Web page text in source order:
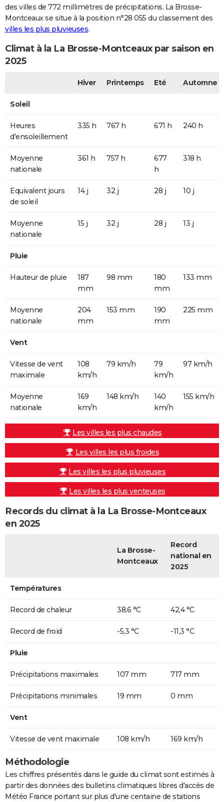
des villes de 772 millimètres de précipitations. La Brosse-
Montceaux se situe à la position n°28 055 du classement des
villes les plus pluvieuses.
Climat à la La Brosse-Montceaux par saison en
2025
Hiver Printemps Eté Automne
Soleil
Heures
d'ensoleillement
335 h 767 h 671 h 240 h
Moyenne
nationale
361 h 757 h
677
h
318 h
Equivalent jours
de soleil
14 j 32 j 28 j 10 j
Moyenne
nationale
15 j 32 j 28 j 13 j
Pluie
Hauteur de pluie
187
mm
98 mm
180
mm
133 mm
Moyenne
nationale
204
mm
153 mm
190
mm
225 mm
Vent
Vitesse de vent
maximale
108
km/h
79 km/h
79
km/h
97 km/h
Moyenne
nationale
169
km/h
148 km/h
140
km/h
155 km/h
Les villes les plus chaudes
Les villes les plus froides
Les villes les plus pluvieuses
Les villes les plus venteuses
Records du climat à la La Brosse-Montceaux
en 2025
La Brosse-
Montceaux
Record
national en
2025
Températures
Record de chaleur 38,6 °C 42,4 °C
Record de froid -5,3 °C -11,3 °C
Pluie
Précipitations maximales 107 mm 717 mm
Précipitations minimales 19 mm 0 mm
Vent
Vitesse de vent maximale 108 km/h 169 km/h
Méthodologie
Les chiffres présentés dans le guide du climat sont estimés à
partir des données des bulletins climatiques libres d'accès de
Météo France portant sur plus d'une centaine de stations